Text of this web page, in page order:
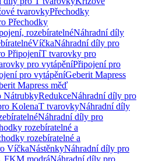
tvarovkyPřechodky
Přechodky
rozebíratelnéNáhradní díly
VíčkaNáhradní díly pro
PřipojeníT tvarovky pro
pro vytápěníPřipojení pro
pro vytápěníGeberit Mapress
Mapress měď
NátrubkyRedukceNáhradní díly pro
KolenaT tvarovkyNáhradní díly
Náhradní díly pro
rozebíratelné a
rozebíratelné a
VíčkaNástěnkyNáhradní díly pro
FKM modráNáhradní díly pro